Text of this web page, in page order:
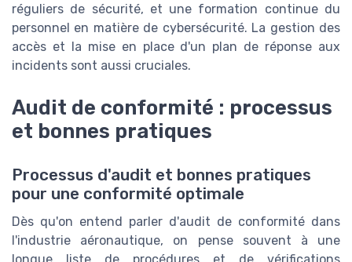
réguliers de sécurité, et une formation continue du
personnel en matière de cybersécurité. La gestion des
accès et la mise en place d'un plan de réponse aux
incidents sont aussi cruciales.
Audit de conformité : processus
et bonnes pratiques
Processus d'audit et bonnes pratiques
pour une conformité optimale
Dès qu'on entend parler d'audit de conformité dans
l'industrie aéronautique, on pense souvent à une